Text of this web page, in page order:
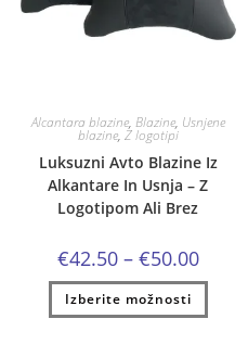
Alcantara blazine, Blazine, Usnjene
blazine, Z logotipi
Luksuzni Avto Blazine Iz
Alkantare In Usnja – Z
Logotipom Ali Brez
€42.50 – €50.00Cenovni
razpon:
od
do
Izberite možnosti
Ta
ima